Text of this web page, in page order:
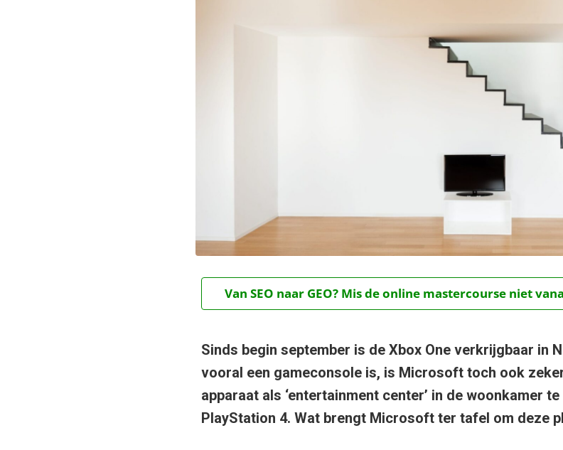
Van SEO naar GEO? Mis de online mastercourse niet
Sinds begin september is de Xbox One verkrijgbaar in
vooral een gameconsole is, is Microsoft toch ook
apparaat als ‘entertainment center’ in de woonkamer
PlayStation 4. Wat brengt Microsoft ter tafel om deze